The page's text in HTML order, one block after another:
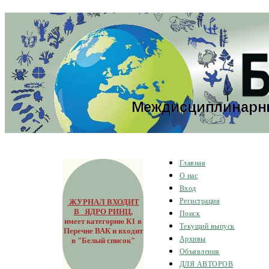
ЖУРНАЛ ВХОДИТ
В ЯДРО РИНЦ,
имеет категорию К1 в
Перечне ВАК и входит
в "Белый список"
Главная
О нас
Вход
Регистрация
Поиск
Текущий выпуск
Архивы
Объявления
ДЛЯ АВТОРОВ